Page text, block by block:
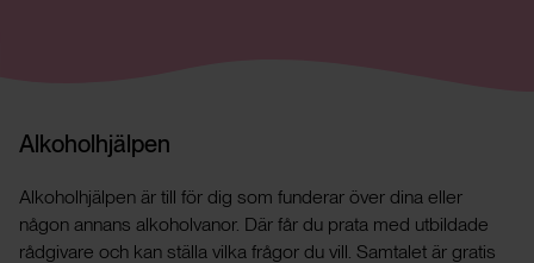
Alkoholhjälpen
Alkoholhjälpen är till för dig som funderar över dina eller
någon annans alkoholvanor. Där får du prata med utbildade
rådgivare och kan ställa vilka frågor du vill. Samtalet är gratis